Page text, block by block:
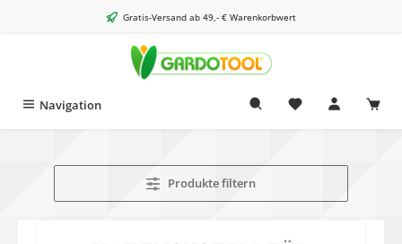
Gratis-Versand ab 49,- € Warenkorbwert
Navigation
Produkte filtern